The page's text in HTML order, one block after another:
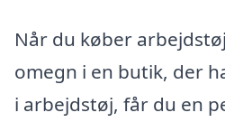
Når du køber
omegn i en butik, der
i arbejdstøj, får du en